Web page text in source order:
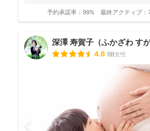
予約承諾率： 99% 最終アクティブ：
深澤 寿賀子（ふかざわ すが
4.6 (9)女性